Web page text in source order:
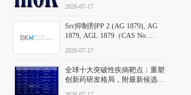
140 nM和300 nM；在众多丝氨酸/
中，其靶向ROCK的选择性超过
200倍，凸显出优异的分子特异
2026-07-17
Src抑制剂PP 2 (AG 1879), AG
1879, AGL 1879（CAS No.
应用指南
2026-07-17
全球十大突破性疾病靶点：重塑
创新药研发格局，附最新候选分